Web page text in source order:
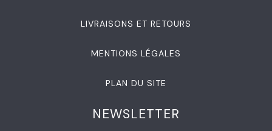
LIVRAISONS ET RETOURS
MENTIONS LÉGALES
PLAN DU SITE
NEWSLETTER